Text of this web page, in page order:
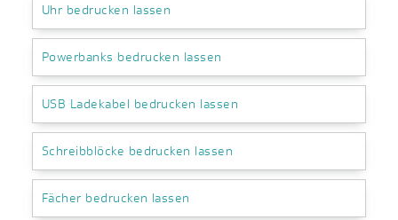
Uhr bedrucken lassen
Powerbanks bedrucken lassen
USB Ladekabel bedrucken lassen
Schreibblöcke bedrucken lassen
Fächer bedrucken lassen